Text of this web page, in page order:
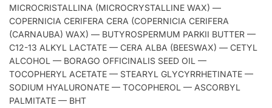
MICROCRISTALLINA (MICROCRYSTALLINE WAX) —
COPERNICIA CERIFERA CERA (COPERNICIA CERIFERA
(CARNAUBA) WAX) — BUTYROSPERMUM PARKII BUTTER —
C12-13 ALKYL LACTATE — CERA ALBA (BEESWAX) — CETYL
ALCOHOL — BORAGO OFFICINALIS SEED OIL —
TOCOPHERYL ACETATE — STEARYL GLYCYRRHETINATE —
SODIUM HYALURONATE — TOCOPHEROL — ASCORBYL
PALMITATE — BHT